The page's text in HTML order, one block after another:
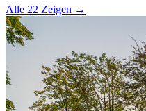
Alle 22 Zeigen →